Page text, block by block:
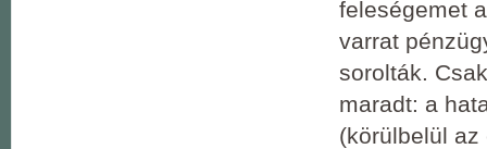
feleségemet
varrat
sorolták.
maradt: a
(körülbelül